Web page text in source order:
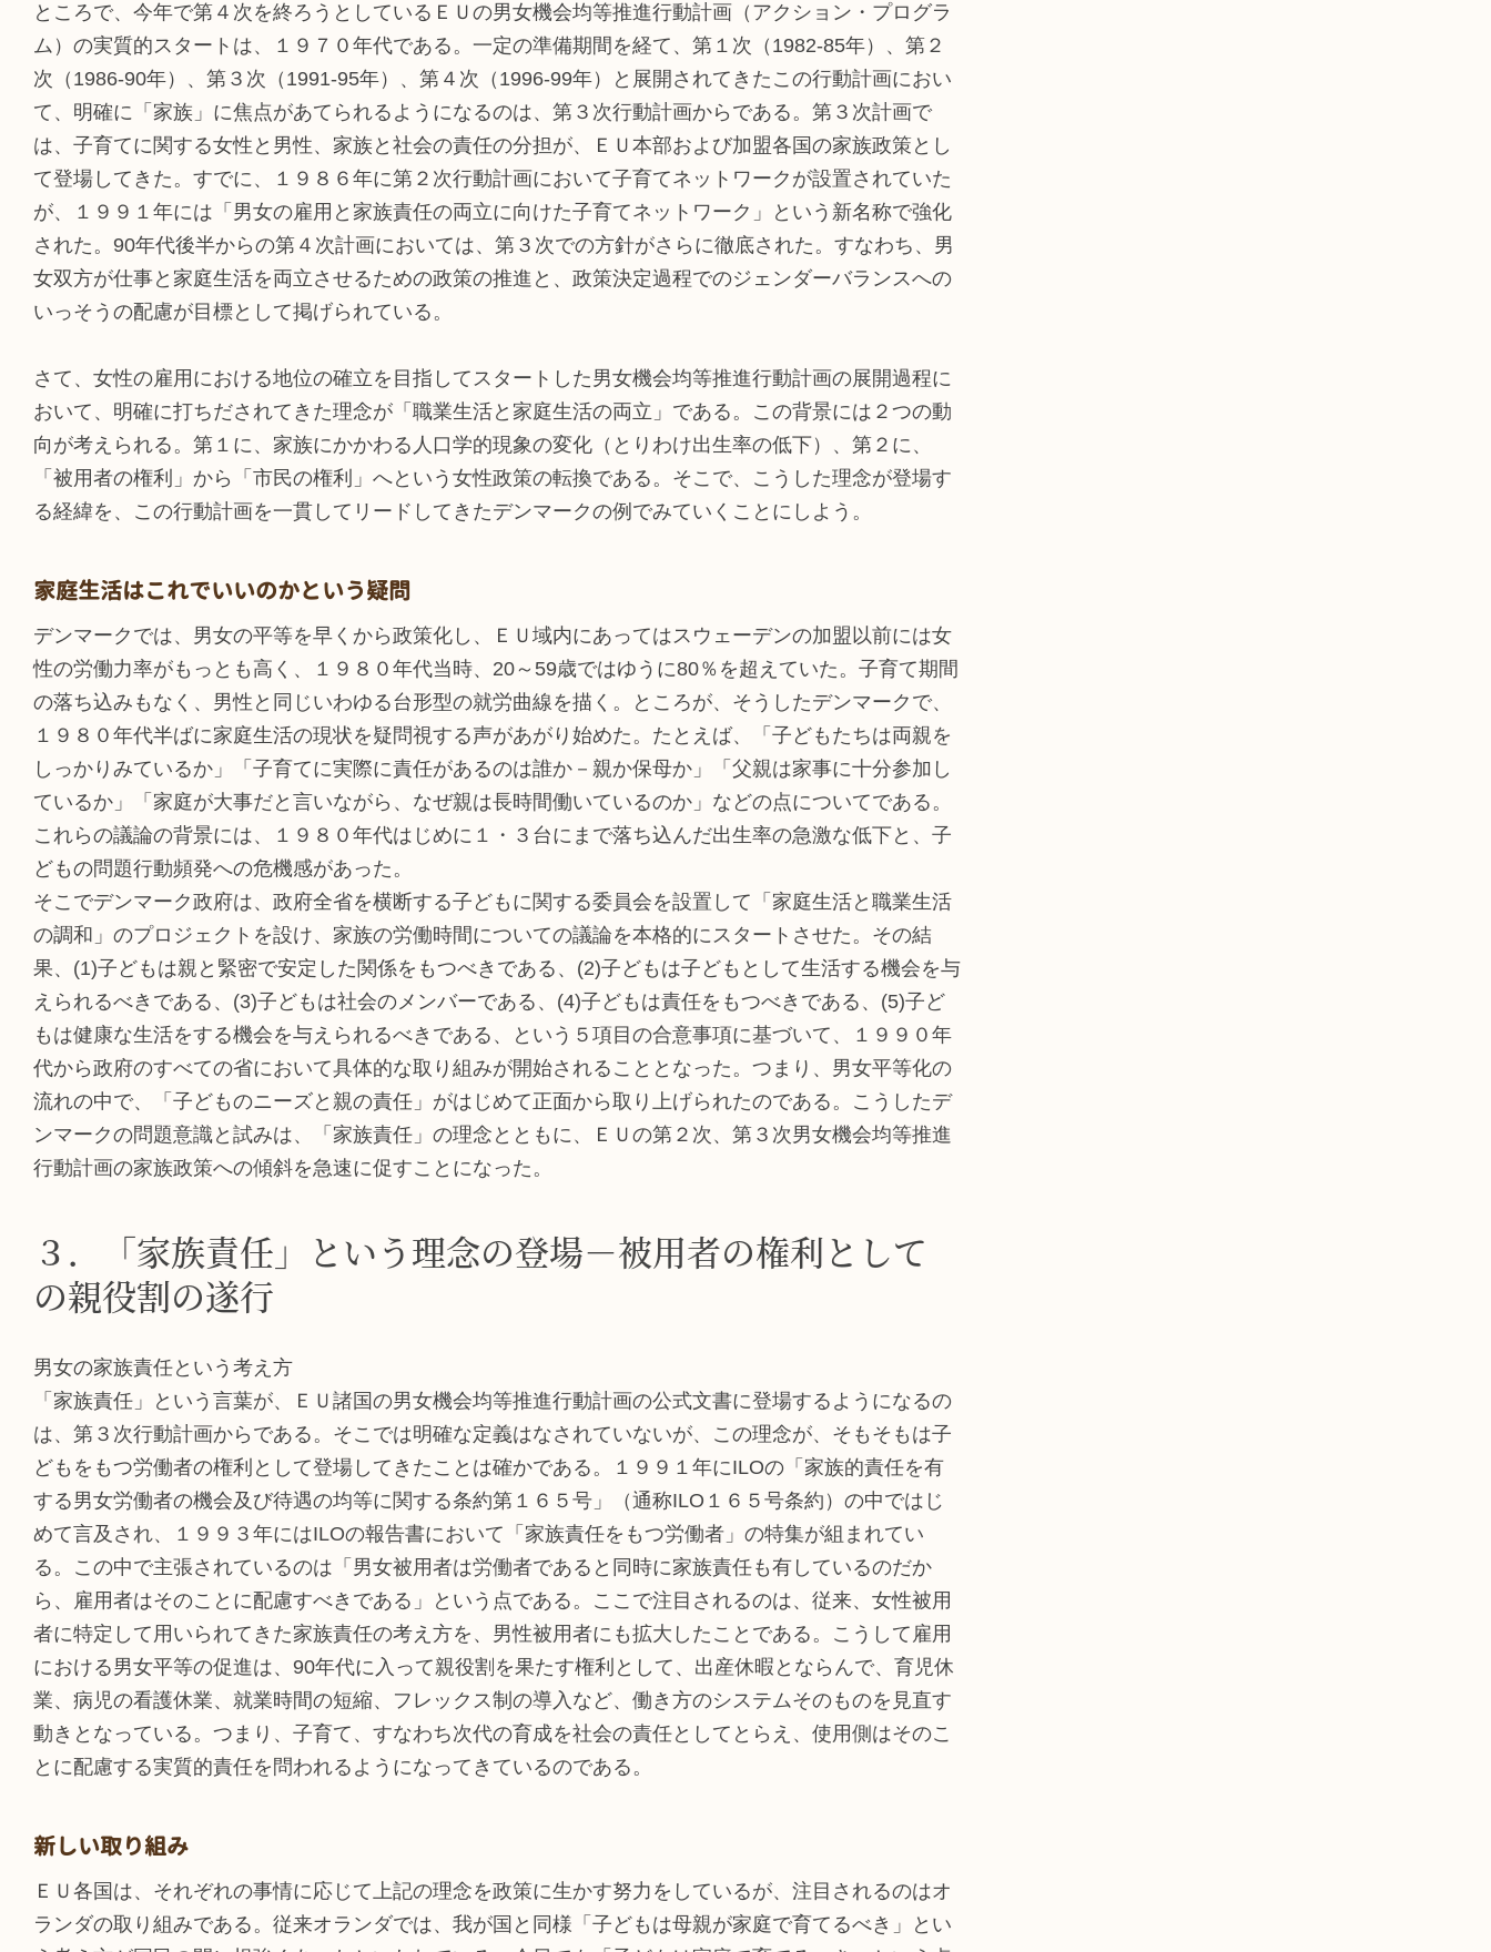
ところで、今年で第４次を終ろうとしているＥＵの男女機会均等推進行動計画（アクション・プログラ
ム）の実質的スタートは、１９７０年代である。一定の準備期間を経て、第１次（1982-85年）、第２
次（1986-90年）、第３次（1991-95年）、第４次（1996-99年）と展開されてきたこの行動計画におい
て、明確に「家族」に焦点があてられるようになるのは、第３次行動計画からである。第３次計画で
は、子育てに関する女性と男性、家族と社会の責任の分担が、ＥＵ本部および加盟各国の家族政策とし
て登場してきた。すでに、１９８６年に第２次行動計画において子育てネットワークが設置されていた
が、１９９１年には「男女の雇用と家族責任の両立に向けた子育てネットワーク」という新名称で強化
された。90年代後半からの第４次計画においては、第３次での方針がさらに徹底された。すなわち、男
女双方が仕事と家庭生活を両立させるための政策の推進と、政策決定過程でのジェンダーバランスへの
いっそうの配慮が目標として掲げられている。
さて、女性の雇用における地位の確立を目指してスタートした男女機会均等推進行動計画の展開過程に
おいて、明確に打ちだされてきた理念が「職業生活と家庭生活の両立」である。この背景には２つの動
向が考えられる。第１に、家族にかかわる人口学的現象の変化（とりわけ出生率の低下）、第２に、
「被用者の権利」から「市民の権利」へという女性政策の転換である。そこで、こうした理念が登場す
る経緯を、この行動計画を一貫してリードしてきたデンマークの例でみていくことにしよう。
家庭生活はこれでいいのかという疑問
デンマークでは、男女の平等を早くから政策化し、ＥＵ域内にあってはスウェーデンの加盟以前には女
性の労働力率がもっとも高く、１９８０年代当時、20～59歳ではゆうに80％を超えていた。子育て期間
の落ち込みもなく、男性と同じいわゆる台形型の就労曲線を描く。ところが、そうしたデンマークで、
１９８０年代半ばに家庭生活の現状を疑問視する声があがり始めた。たとえば、「子どもたちは両親を
しっかりみているか」「子育てに実際に責任があるのは誰か－親か保母か」「父親は家事に十分参加し
ているか」「家庭が大事だと言いながら、なぜ親は長時間働いているのか」などの点についてである。
これらの議論の背景には、１９８０年代はじめに１・３台にまで落ち込んだ出生率の急激な低下と、子
どもの問題行動頻発への危機感があった。
そこでデンマーク政府は、政府全省を横断する子どもに関する委員会を設置して「家庭生活と職業生活
の調和」のプロジェクトを設け、家族の労働時間についての議論を本格的にスタートさせた。その結
果、(1)子どもは親と緊密で安定した関係をもつべきである、(2)子どもは子どもとして生活する機会を与
えられるべきである、(3)子どもは社会のメンバーである、(4)子どもは責任をもつべきである、(5)子ど
もは健康な生活をする機会を与えられるべきである、という５項目の合意事項に基づいて、１９９０年
代から政府のすべての省において具体的な取り組みが開始されることとなった。つまり、男女平等化の
流れの中で、「子どものニーズと親の責任」がはじめて正面から取り上げられたのである。こうしたデ
ンマークの問題意識と試みは、「家族責任」の理念とともに、ＥＵの第２次、第３次男女機会均等推進
行動計画の家族政策への傾斜を急速に促すことになった。
３．「家族責任」という理念の登場－被用者の権利として
の親役割の遂行
男女の家族責任という考え方
「家族責任」という言葉が、ＥＵ諸国の男女機会均等推進行動計画の公式文書に登場するようになるの
は、第３次行動計画からである。そこでは明確な定義はなされていないが、この理念が、そもそもは子
どもをもつ労働者の権利として登場してきたことは確かである。１９９１年にILOの「家族的責任を有
する男女労働者の機会及び待遇の均等に関する条約第１６５号」（通称ILO１６５号条約）の中ではじ
めて言及され、１９９３年にはILOの報告書において「家族責任をもつ労働者」の特集が組まれてい
る。この中で主張されているのは「男女被用者は労働者であると同時に家族責任も有しているのだか
ら、雇用者はそのことに配慮すべきである」という点である。ここで注目されるのは、従来、女性被用
者に特定して用いられてきた家族責任の考え方を、男性被用者にも拡大したことである。こうして雇用
における男女平等の促進は、90年代に入って親役割を果たす権利として、出産休暇とならんで、育児休
業、病児の看護休業、就業時間の短縮、フレックス制の導入など、働き方のシステムそのものを見直す
動きとなっている。つまり、子育て、すなわち次代の育成を社会の責任としてとらえ、使用側はそのこ
とに配慮する実質的責任を問われるようになってきているのである。
新しい取り組み
ＥＵ各国は、それぞれの事情に応じて上記の理念を政策に生かす努力をしているが、注目されるのはオ
ランダの取り組みである。従来オランダでは、我が国と同様「子どもは母親が家庭で育てるべき」とい